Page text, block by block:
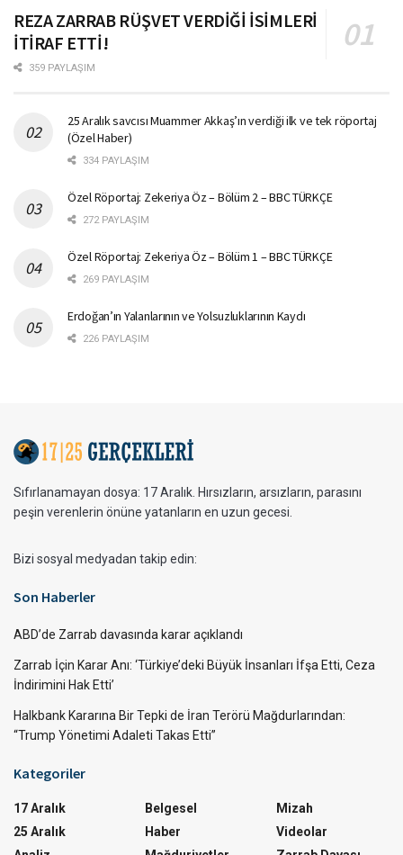
REZA ZARRAB RÜŞVET VERDİĞİ İSİMLERİ
İTİRAF ETTİ!
359 PAYLAŞIM
25 Aralık savcısı Muammer Akkaş’ın verdiği ilk ve tek röportaj
(Özel Haber)
334 PAYLAŞIM
Özel Röportaj: Zekeriya Öz – Bölüm 2 – BBC TÜRKÇE
272 PAYLAŞIM
Özel Röportaj: Zekeriya Öz – Bölüm 1 – BBC TÜRKÇE
269 PAYLAŞIM
Erdoğan’ın Yalanlarının ve Yolsuzluklarının Kaydı
226 PAYLAŞIM
Sıfırlanamayan dosya: 17 Aralık. Hırsızların, arsızların, parasını
peşin verenlerin önüne yatanların en uzun gecesi.
Bizi sosyal medyadan takip edin:
Son Haberler
ABD’de Zarrab davasında karar açıklandı
Zarrab İçin Karar Anı: ‘Türkiye’deki Büyük İnsanları İfşa Etti, Ceza
İndirimini Hak Etti’
Halkbank Kararına Bir Tepki de İran Terörü Mağdurlarından:
“Trump Yönetimi Adaleti Takas Etti”
Kategoriler
17 Aralık
25 Aralık
Belgesel
Haber
Mizah
Videolar